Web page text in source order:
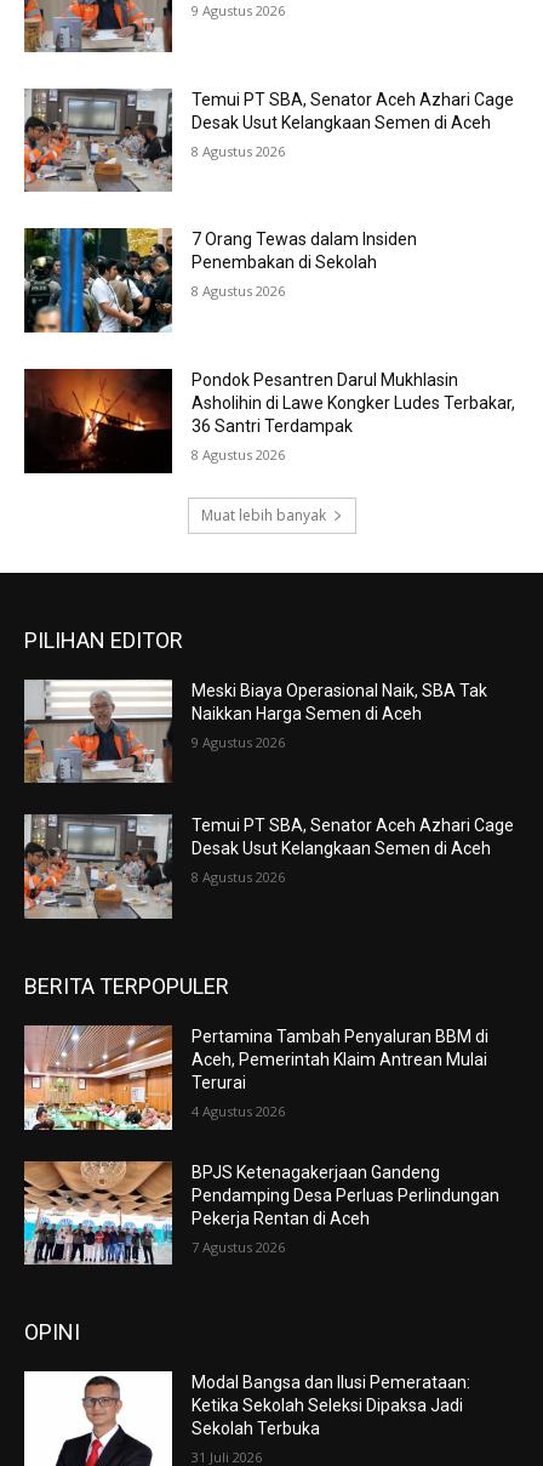
9 Agustus 2026
Temui PT SBA, Senator Aceh Azhari Cage
Desak Usut Kelangkaan Semen di Aceh
8 Agustus 2026
7 Orang Tewas dalam Insiden
Penembakan di Sekolah
8 Agustus 2026
Pondok Pesantren Darul Mukhlasin
Asholihin di Lawe Kongker Ludes Terbakar,
36 Santri Terdampak
8 Agustus 2026
Muat lebih banyak
PILIHAN EDITOR
Meski Biaya Operasional Naik, SBA Tak
Naikkan Harga Semen di Aceh
9 Agustus 2026
Temui PT SBA, Senator Aceh Azhari Cage
Desak Usut Kelangkaan Semen di Aceh
8 Agustus 2026
BERITA TERPOPULER
Pertamina Tambah Penyaluran BBM di
Aceh, Pemerintah Klaim Antrean Mulai
Terurai
4 Agustus 2026
BPJS Ketenagakerjaan Gandeng
Pendamping Desa Perluas Perlindungan
Pekerja Rentan di Aceh
7 Agustus 2026
OPINI
Modal Bangsa dan Ilusi Pemerataan:
Ketika Sekolah Seleksi Dipaksa Jadi
Sekolah Terbuka
31 Juli 2026